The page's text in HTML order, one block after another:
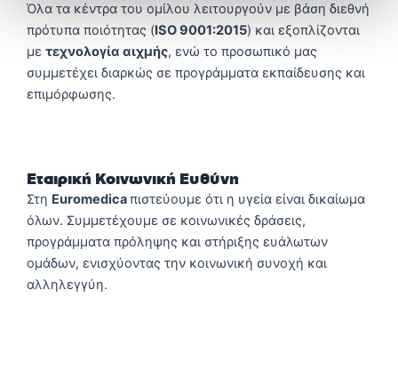
Όλα τα κέντρα του ομίλου λειτουργούν με βάση διεθνή
πρότυπα ποιότητας (ISO 9001:2015) και εξοπλίζονται
με τεχνολογία αιχμής, ενώ το προσωπικό μας
συμμετέχει διαρκώς σε προγράμματα εκπαίδευσης και
επιμόρφωσης.
Εταιρική Κοινωνική Ευθύνη
Στη Euromedicaπιστεύουμε ότι η υγεία είναι δικαίωμα
όλων. Συμμετέχουμε σε κοινωνικές δράσεις,
προγράμματα πρόληψης και στήριξης ευάλωτων
ομάδων, ενισχύοντας την κοινωνική συνοχή και
αλληλεγγύη.